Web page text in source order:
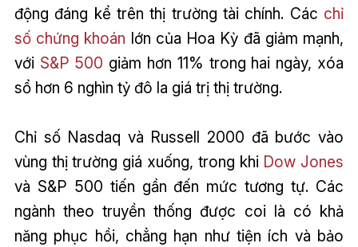
động đáng kể trên thị trường tài chính. Các chỉ
số chứng khoán lớn của Hoa Kỳ đã giảm mạnh,
với S&P 500 giảm hơn 11% trong hai ngày, xóa
sổ hơn 6 nghìn tỷ đô la giá trị thị trường.
Chỉ số Nasdaq và Russell 2000 đã bước vào
vùng thị trường giá xuống, trong khi Dow Jones
và S&P 500 tiến gần đến mức tương tự. Các
ngành theo truyền thống được coi là có khả
năng phục hồi, chẳng hạn như tiện ích và bảo